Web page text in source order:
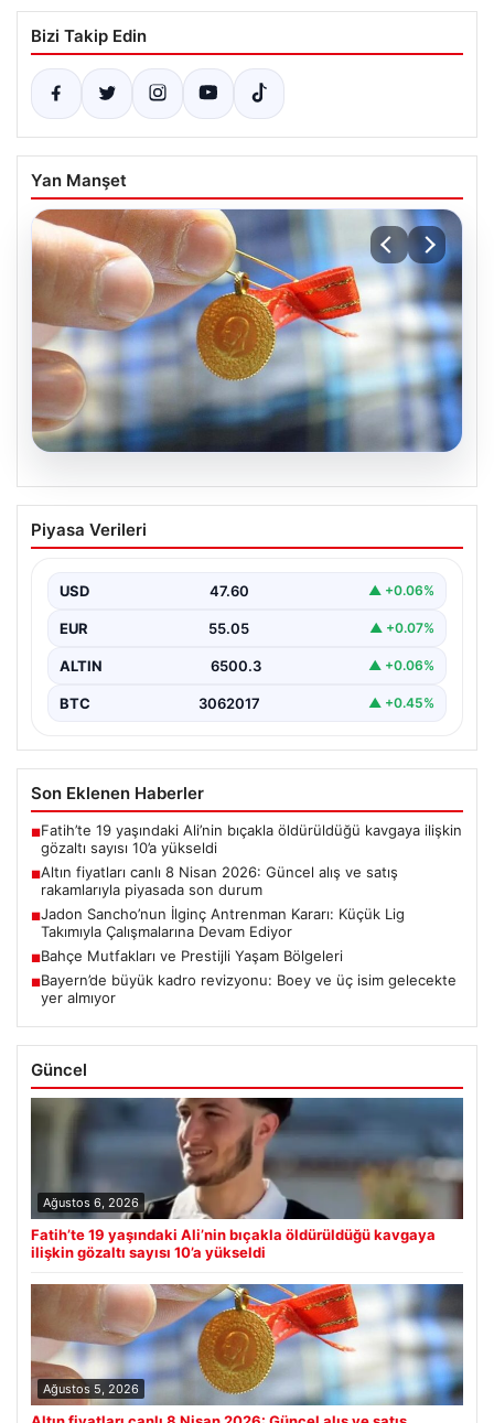
Bizi Takip Edin
Yan Manşet
Altın fiyatları canlı 8 Nisan 2026:
Güncel alış ve satış rakamlarıyla
Altın piyasası, son dönemlerde yaşanan jeopolitik
hareketli bir…
Piyasa Verileri
USD 47.60 ▲ +0.06%
EUR 55.05 ▲ +0.07%
ALTIN 6500.3 ▲ +0.06%
BTC 3062017 ▲ +0.45%
Son Eklenen Haberler
■Fatih’te 19 yaşındaki Ali’nin bıçakla öldürüldüğü kavgaya ilişkin
gözaltı sayısı 10’a yükseldi
■Altın fiyatları canlı 8 Nisan 2026: Güncel alış ve satış
rakamlarıyla piyasada son durum
■Jadon Sancho’nun İlginç Antrenman Kararı: Küçük Lig
Takımıyla Çalışmalarına Devam Ediyor
■Bahçe Mutfakları ve Prestijli Yaşam Bölgeleri
■Bayern’de büyük kadro revizyonu: Boey ve üç isim gelecekte
yer almıyor
Güncel
Ağustos 6, 2026
Fatih’te 19 yaşındaki Ali’nin bıçakla öldürüldüğü kavgaya
ilişkin gözaltı sayısı 10’a yükseldi
Ağustos 5, 2026